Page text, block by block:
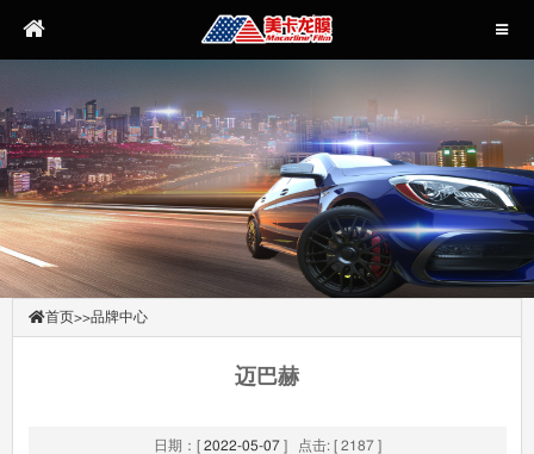
首页>>品牌中心
迈巴赫
日期：[ 2022-05-07] 点击: [ 2187 ]